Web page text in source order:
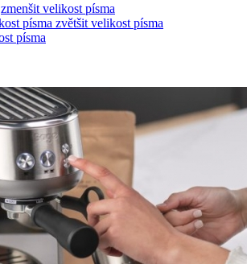
zmenšit velikost písma
zvětšit velikost písma